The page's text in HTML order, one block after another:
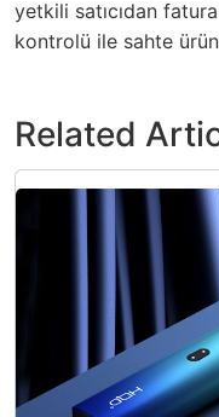
yetkili satıcıdan
kontrolü ile sahte
Related